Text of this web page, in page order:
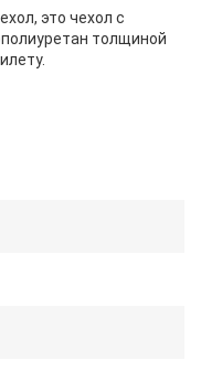
это чехол с
толщиной